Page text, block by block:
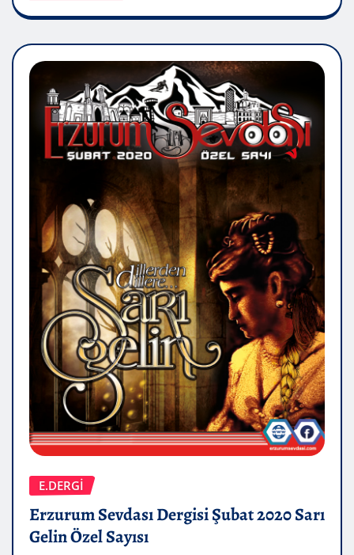
E.DERGİ
Erzurum Sevdası Dergisi Şubat 2020 Sarı
Gelin Özel Sayısı